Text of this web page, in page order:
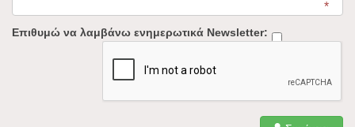
Επιθυμώ να λαμβάνω ενημερωτικά Newsletter: